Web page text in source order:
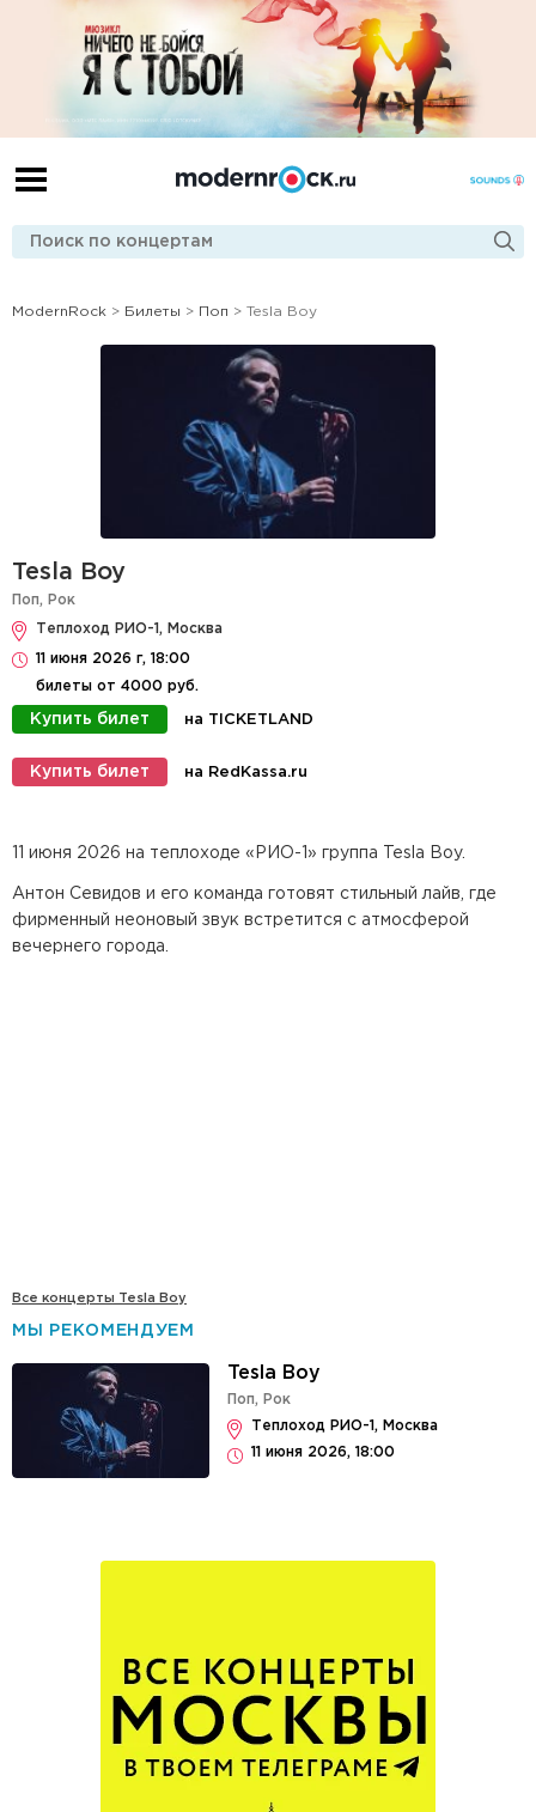
ModernRock > Билеты > Поп > Tesla Boy
Tesla Boy
Поп, Рок
Теплоход РИО-1, Москва
11 июня 2026 г, 18:00
билеты от 4000 руб.
Купить билет на TICKETLAND
Купить билет на RedKassa.ru
11 июня 2026 на теплоходе «РИО-1» группа Tesla Boy.
Антон Севидов и его команда готовят стильный лайв, где
фирменный неоновый звук встретится с атмосферой
вечернего города.
Все концерты Tesla Boy
МЫ РЕКОМЕНДУЕМ
Tesla Boy
Поп,
Рок
Теплоход РИО-1, Москва
11 июня 2026, 18:00